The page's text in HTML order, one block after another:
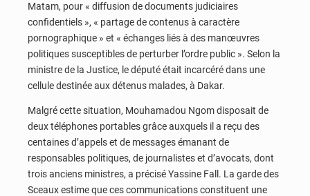
Matam, pour « diffusion de documents judiciaires
confidentiels », « partage de contenus à caractère
pornographique » et « échanges liés à des manœuvres
politiques susceptibles de perturber l’ordre public ». Selon la
ministre de la Justice, le député était incarcéré dans une
cellule destinée aux détenus malades, à Dakar.
Malgré cette situation, Mouhamadou Ngom disposait de
deux téléphones portables grâce auxquels il a reçu des
centaines d’appels et de messages émanant de
responsables politiques, de journalistes et d’avocats, dont
trois anciens ministres, a précisé Yassine Fall. La garde des
Sceaux estime que ces communications constituent une